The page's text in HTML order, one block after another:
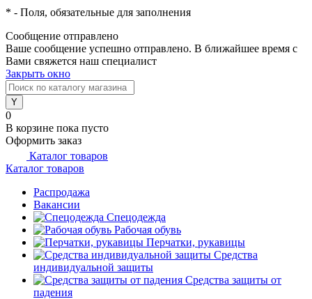
* - Поля, обязательные для заполнения
Сообщение отправлено
Ваше сообщение успешно отправлено. В ближайшее время с
Вами свяжется наш специалист
Закрыть окно
0
В корзине пока пусто
Оформить заказ
Каталог товаров
Каталог товаров
Распродажа
Вакансии
Спецодежда
Рабочая обувь
Перчатки, рукавицы
Средства
индивидуальной защиты
Средства защиты от
падения